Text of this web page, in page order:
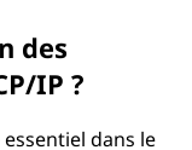
des
IP ?
dans le